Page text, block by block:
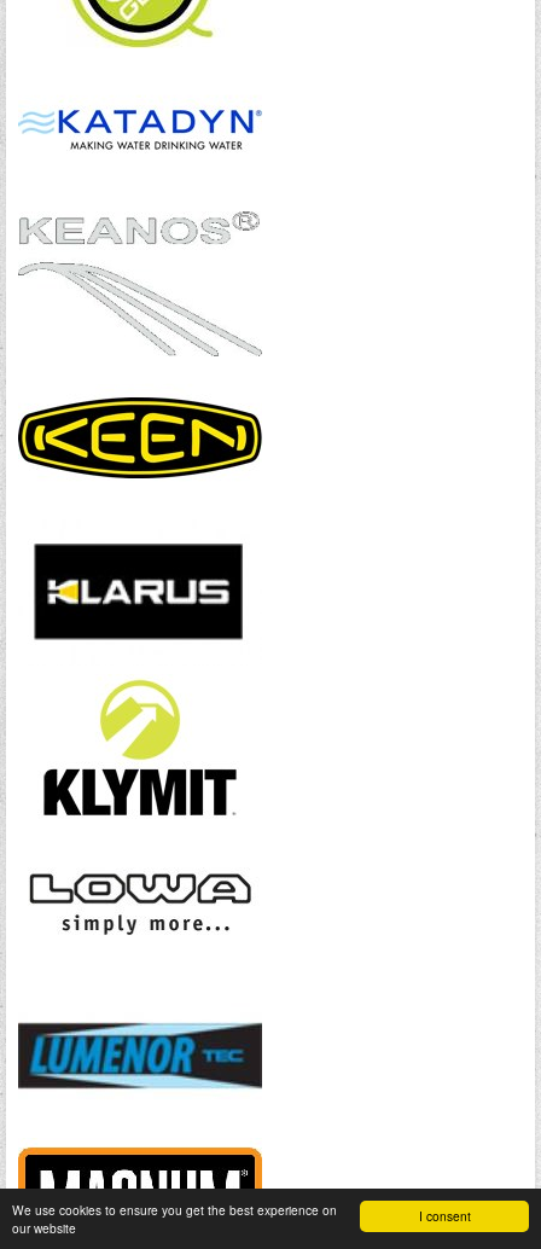
I consent
We use cookies to ensure you get the best experience on
our website